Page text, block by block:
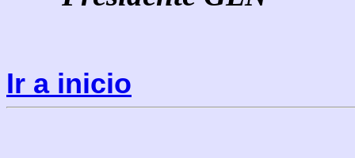
Ir a inicio